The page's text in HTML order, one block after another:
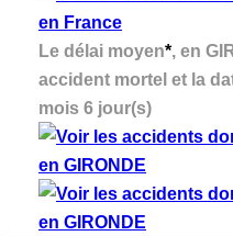
Le délai moyen*, en
accident mortel et la
mois 6 jour(s)